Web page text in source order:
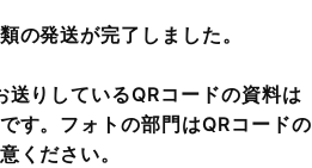
の発送が完了しました。
りしているQRコードの資料は
す。フォトの部門はQRコードの
ください。